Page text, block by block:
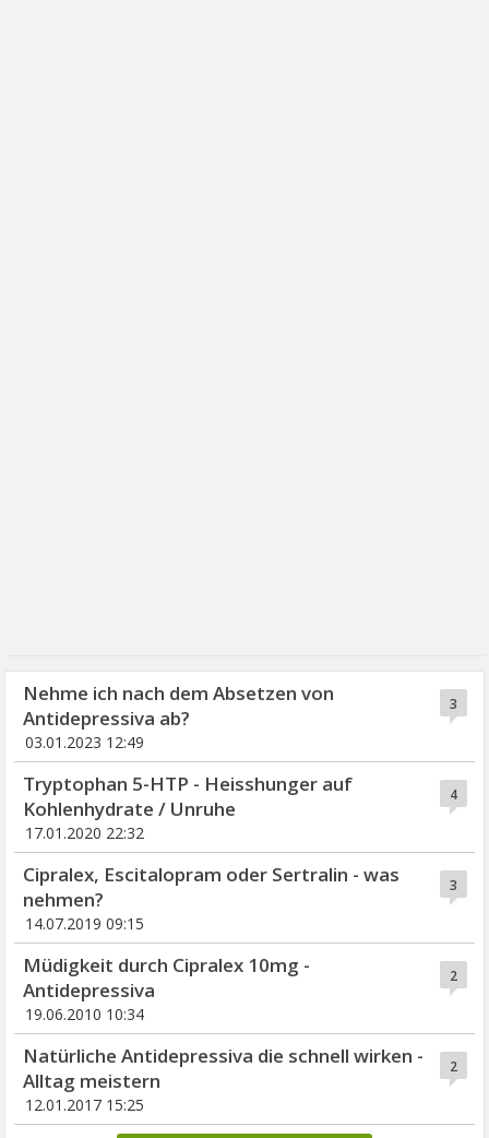
3
Nehme ich nach dem Absetzen von
Antidepressiva ab?
03.01.2023 12:49
4
Tryptophan 5-HTP - Heisshunger auf
Kohlenhydrate / Unruhe
17.01.2020 22:32
3
Cipralex, Escitalopram oder Sertralin - was
nehmen?
14.07.2019 09:15
2
Müdigkeit durch Cipralex 10mg -
Antidepressiva
19.06.2010 10:34
2
Natürliche Antidepressiva die schnell wirken -
Alltag meistern
12.01.2017 15:25